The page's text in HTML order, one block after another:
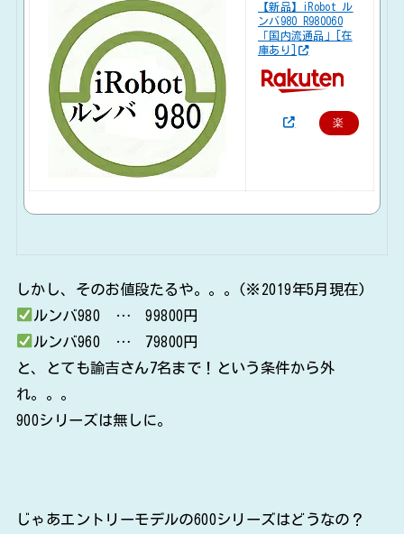
【新品】iRobot ル
ンバ980 R980060
「国内流通品」[在
庫あり]
楽
しかし、そのお値段たるや。。。(※2019年5月現在)
ルンバ980 … 99800円
ルンバ960 … 79800円
と、とても諭吉さん7名まで！という条件から外
れ。。。
900シリーズは無しに。
じゃあエントリーモデルの600シリーズはどうなの？